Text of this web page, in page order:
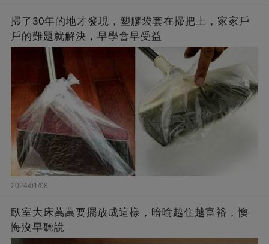
掃了30年的地才發現，塑膠袋套在掃把上，家家戶
戶的難題就解決，早學會早受益
2024/01/08
臥室大床萬萬要擺放成這樣，暗喻越住越富裕，懊
悔沒早聽說